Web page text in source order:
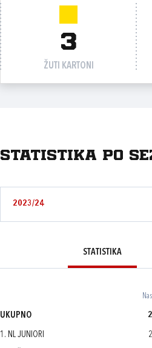
3
ŽUTI KARTONI
Statistika po
2023/24
STATISTIKA
UKUPNO
1. NL JUNIORI